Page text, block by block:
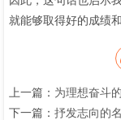
就能够取得好的成绩和
上一篇： 为理想奋斗
下一篇： 抒发志向的